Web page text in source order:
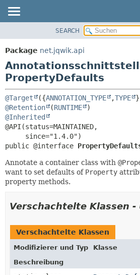
PACKAGE
KLASSE
BAUM
INDEX
HILFE
SEARCH
Package net.jqwik.api
PropertyDefaults
@Target ({ANNOTATION_TYPE ,TYPE
@Retention
(RUNTIME
@Inherited
@API(status=MAINTAINED,
public @interface
Annotate a container class with
want to set defaults of Property
property methods.
Verschachtelte Klassen
Verschachtelte Klassen
Modifizierer und Typ
Klasse
Beschreibung